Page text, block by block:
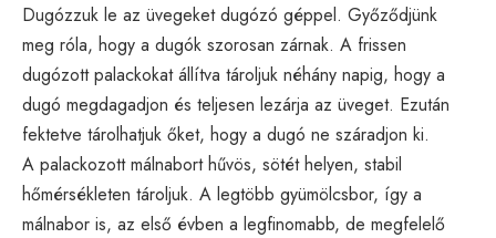
Dugózzuk le az üvegeket dugózó géppel. Győződjünk
meg róla, hogy a dugók szorosan zárnak. A frissen
dugózott palackokat állítva tároljuk néhány napig, hogy a
dugó megdagadjon és teljesen lezárja az üveget. Ezután
fektetve tárolhatjuk őket, hogy a dugó ne száradjon ki.
A palackozott málnabort hűvös, sötét helyen, stabil
hőmérsékleten tároljuk. A legtöbb gyümölcsbor, így a
málnabor is, az első évben a legfinomabb, de megfelelő